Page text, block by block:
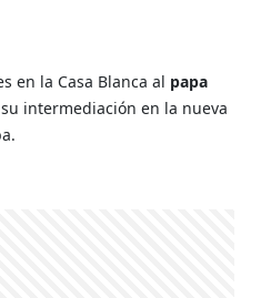
en la Casa Blanca al papa
intermediación en la nueva